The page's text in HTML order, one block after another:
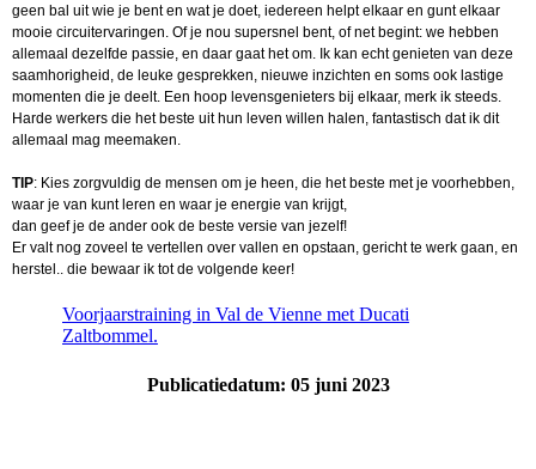
geen bal uit wie je bent en wat je doet, iedereen helpt elkaar en gunt elkaar
mooie circuitervaringen. Of je nou supersnel bent, of net begint: we hebben
allemaal dezelfde passie, en daar gaat het om. Ik kan echt genieten van deze
saamhorigheid, de leuke gesprekken, nieuwe inzichten en soms ook lastige
momenten die je deelt. Een hoop levensgenieters bij elkaar, merk ik steeds.
Harde werkers die het beste uit hun leven willen halen, fantastisch dat ik dit
allemaal mag meemaken.
TIP: Kies zorgvuldig de mensen om je heen, die het beste met je voorhebben,
waar je van kunt leren en waar je energie van krijgt,
dan geef je de ander ook de beste versie van jezelf!
Er valt nog zoveel te vertellen over vallen en opstaan, gericht te werk gaan, en
herstel.. die bewaar ik tot de volgende keer!
Voorjaarstraining in Val de Vienne met Ducati
Zaltbommel.
Publicatiedatum: 05 juni 2023